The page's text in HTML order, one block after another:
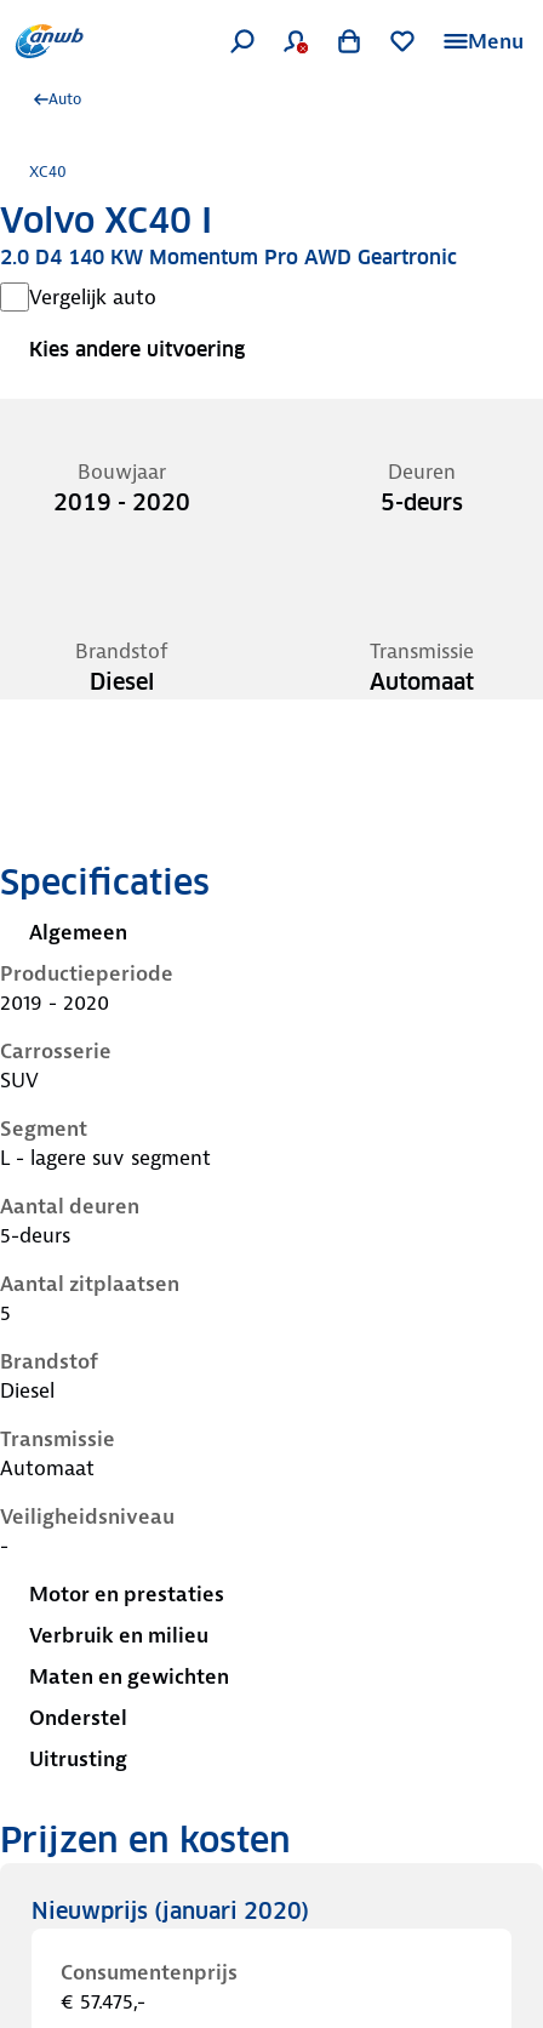
Menu
Auto
XC40
Volvo XC40 I
2.0 D4 140 KW Momentum Pro AWD Geartronic
Vergelijk auto
Kies andere uitvoering
Bouwjaar
2019 - 2020
Deuren
5-deurs
Brandstof
Diesel
Transmissie
Automaat
Specificaties
Algemeen
Productieperiode
2019 - 2020
Carrosserie
SUV
Segment
L - lagere suv segment
Aantal deuren
5-deurs
Aantal zitplaatsen
5
Brandstof
Diesel
Transmissie
Automaat
Veiligheidsniveau
-
Motor en prestaties
Verbruik en milieu
Maten en gewichten
Onderstel
Uitrusting
Prijzen en kosten
Nieuwprijs (januari 2020)
Consumentenprijs
€ 57.475,-